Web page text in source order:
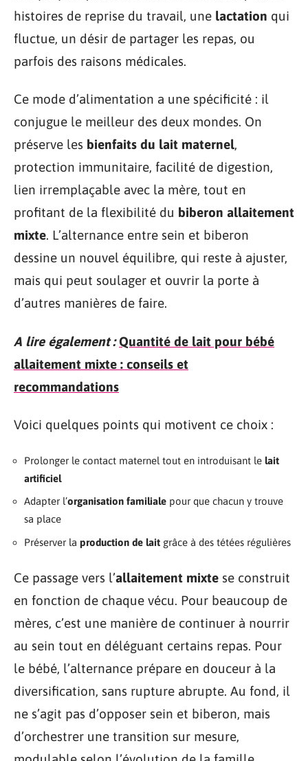
histoires de reprise du travail, une lactation qui
fluctue, un désir de partager les repas, ou
parfois des raisons médicales.
Ce mode d’alimentation a une spécificité : il
conjugue le meilleur des deux mondes. On
préserve les bienfaits du lait maternel,
protection immunitaire, facilité de digestion,
lien irremplaçable avec la mère, tout en
profitant de la flexibilité du biberon allaitement
mixte. L’alternance entre sein et biberon
dessine un nouvel équilibre, qui reste à ajuster,
mais qui peut soulager et ouvrir la porte à
d’autres manières de faire.
A lire également : Quantité de lait pour bébé
allaitement mixte : conseils et
recommandations
Voici quelques points qui motivent ce choix :
Prolonger le contact maternel tout en introduisant le lait
artificiel
Adapter l’organisation familiale pour que chacun y trouve
sa place
Préserver la production de lait grâce à des tétées régulières
Ce passage vers l’allaitement mixte se construit
en fonction de chaque vécu. Pour beaucoup de
mères, c’est une manière de continuer à nourrir
au sein tout en déléguant certains repas. Pour
le bébé, l’alternance prépare en douceur à la
diversification, sans rupture abrupte. Au fond, il
ne s’agit pas d’opposer sein et biberon, mais
d’orchestrer une transition sur mesure,